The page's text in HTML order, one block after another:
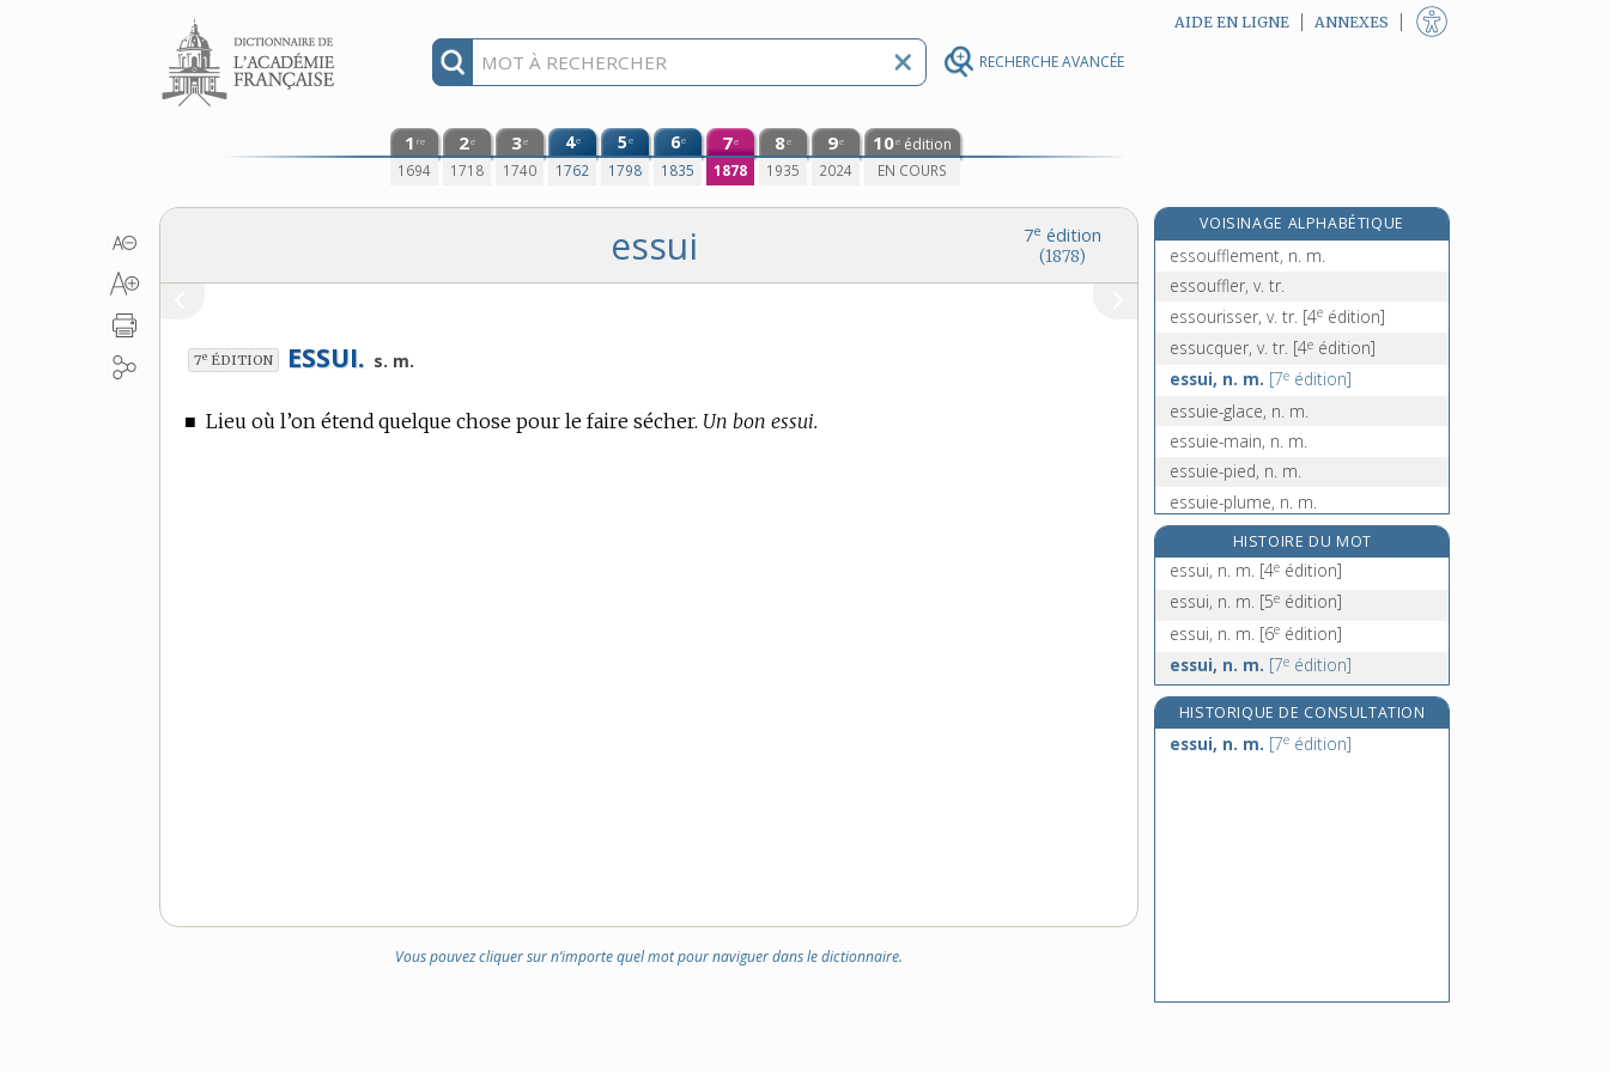
RECHERCHE AVANCÉE
Aller au contenu AIDE EN LIGNE ANNEXES
1 re
1694
2e
1718
3e
1740
4e
1762
5e
1798
6e
1835
7e
1878
8e
1935
9e
2024
10e édition
EN COURS
7e édition
(1878)
essui
7e ÉDITION ESSUI. s. m.
■ Lieu où l’on étend quelque chose pour le faire sécher. Un bon essui.
Vous pouvez cliquer sur n’importe quel mot pour naviguer dans le dictionnaire.
VOISINAGE ALPHABÉTIQUE
essoriller, v. tr.
essoufflement, n. m.
essouffler, v. tr.
essourisser, v. tr. [4e édition]
essucquer, v. tr. [4e édition]
essui, n. m. [7e édition]
essuie-glace, n. m.
essuie-main, n. m.
essuie-pied, n. m.
essuie-plume, n. m.
essuie-tout, n. m. inv.
essuie-verre, n. m.
essuyage, n. m.
essuyer, v. tr.
est, n. m. inv.
HISTOIRE DU MOT
essui, n. m. [4e édition]
essui, n. m. [5e édition]
essui, n. m. [6e édition]
essui, n. m. [7e édition]
HISTORIQUE DE CONSULTATION
essui, n. m. [7e édition]